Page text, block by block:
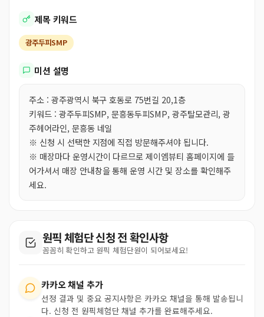
제목 키워드
광주두피SMP
미션 설명
주소 : 광주광역시 북구 호동로 75번길 20,1층
키워드 : 광주두피SMP, 문흥동두피SMP, 광주탈모관리, 광
주헤어라인, 문흥동 네일
※ 신청 시 선택한 지점에 직접 방문해주셔야 됩니다.
※ 매장마다 운영시간이 다르므로 제이엠뷰티 홈페이지에 들
어가셔서 매장 안내창을 통해 운영 시간 및 장소를 확인해주
세요.
원픽 체험단 신청 전 확인사항
꼼꼼히 확인하고 원픽 체험단원이 되어보세요!
카카오 채널 추가
선정 결과 및 중요 공지사항은 카카오 채널을 통해 발송됩니
다. 신청 전 원픽체험단 채널 추가를 완료해주세요.